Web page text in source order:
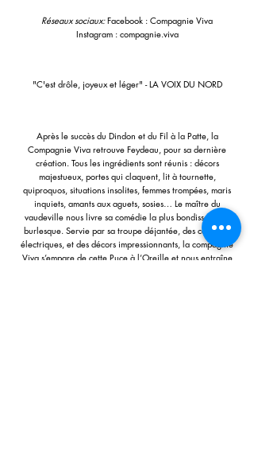
Réseaux sociaux:Facebook : Compagnie Viva
Instagram : compagnie.viva
"C'est drôle, joyeux et léger" - LA VOIX DU NORD
Après le succès du Dindon et du Fil à la Patte, la
Compagnie Viva retrouve Feydeau, pour sa dernière
création. Tous les ingrédients sont réunis : décors
majestueux, portes qui claquent, lit à tournette,
quiproquos, situations insolites, femmes trompées, maris
inquiets, amants aux aguets, sosies… Le maître du
vaudeville nous livre sa comédie la plus bondissante et
burlesque. Servie par sa troupe déjantée, des costumes
électriques, et des décors impressionnants, la compagnie
Viva s’empare de cette Puce à l’Oreille et nous entraîne